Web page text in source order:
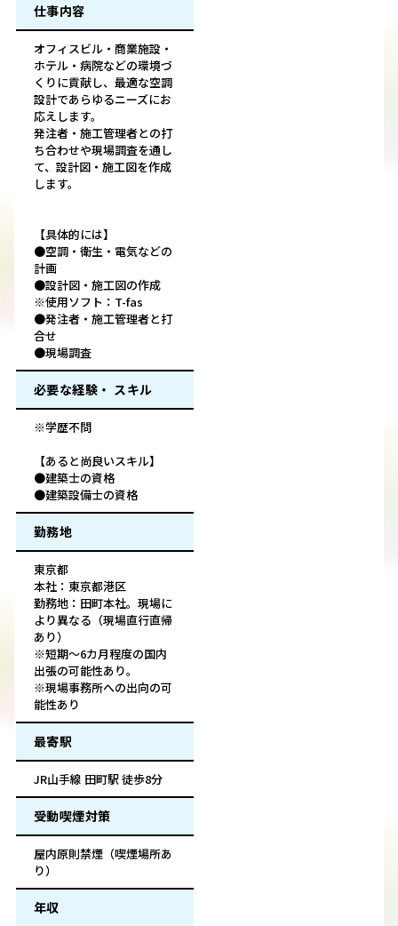
仕事内容
オフィスビル・商業施設・
ホテル・病院などの環境づ
くりに貢献し、最適な空調
設計であらゆるニーズにお
応えします。
発注者・施工管理者との打
ち合わせや現場調査を通し
て、設計図・施工図を作成
します。
【具体的には】
●空調・衛生・電気などの
計画
●設計図・施工図の作成
※使用ソフト：T-fas
●発注者・施工管理者と打
合せ
●現場調査
必要な経験・ スキル
※学歴不問
【あると尚良いスキル】
●建築士の資格
●建築設備士の資格
勤務地
東京都
本社：東京都港区
勤務地：田町本社。現場に
より異なる（現場直行直帰
あり）
※短期～6カ月程度の国内
出張の可能性あり。
※現場事務所への出向の可
能性あり
最寄駅
JR山手線 田町駅 徒歩8分
受動喫煙対策
屋内原則禁煙（喫煙場所あ
り）
年収